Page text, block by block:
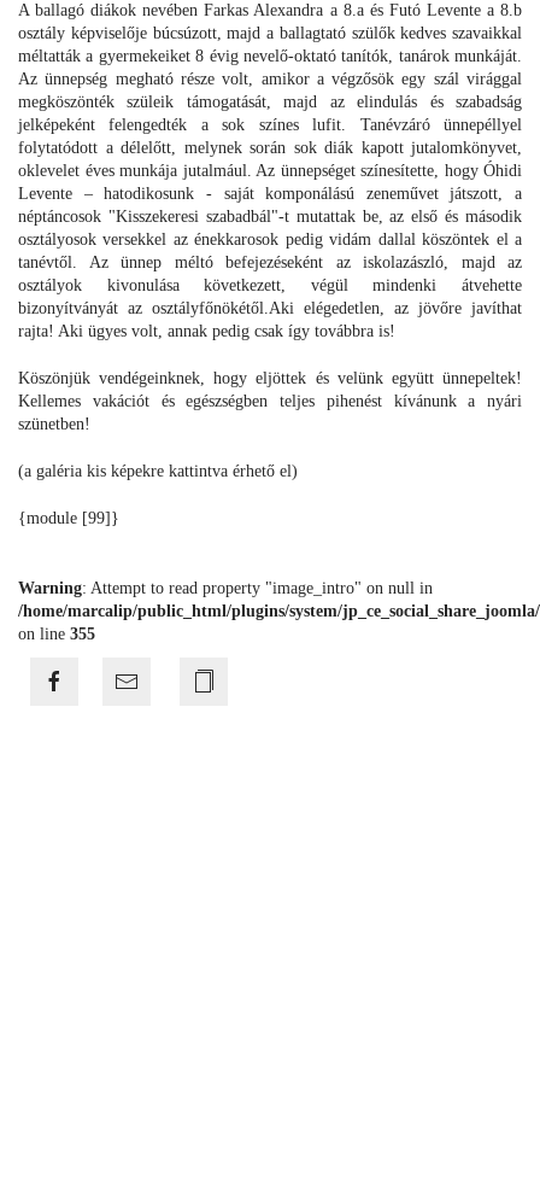
A ballagó diákok nevében Farkas Alexandra a 8.a és Futó Levente a 8.b
osztály képviselője búcsúzott, majd a ballagtató szülők kedves szavaikkal
méltatták a gyermekeiket 8 évig nevelő-oktató tanítók, tanárok munkáját.
Az ünnepség megható része volt, amikor a végzősök egy szál virággal
megköszönték szüleik támogatását, majd az elindulás és szabadság
jelképeként felengedték a sok színes lufit. Tanévzáró ünnepéllyel
folytatódott a délelőtt, melynek során sok diák kapott jutalomkönyvet,
oklevelet éves munkája jutalmául. Az ünnepséget színesítette, hogy Óhidi
Levente – hatodikosunk - saját komponálású zeneművet játszott, a
néptáncosok "Kisszekeresi szabadbál"-t mutattak be, az első és második
osztályosok versekkel az énekkarosok pedig vidám dallal köszöntek el a
tanévtől. Az ünnep méltó befejezéseként az iskolazászló, majd az
osztályok kivonulása következett, végül mindenki átvehette
bizonyítványát az osztályfőnökétől.Aki elégedetlen, az jövőre javíthat
rajta! Aki ügyes volt, annak pedig csak így továbbra is!
Köszönjük vendégeinknek, hogy eljöttek és velünk együtt ünnepeltek!
Kellemes vakációt és egészségben teljes pihenést kívánunk a nyári
szünetben!
(a galéria kis képekre kattintva érhető el)
{module [99]}
Warning: Attempt to read property "image_intro" on null in
/home/marcalip/public_html/plugins/system/
on line 355